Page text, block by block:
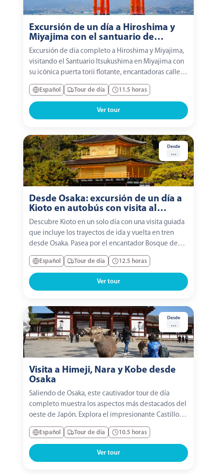
Excursión de un día a Hiroshima y
Miyajima con el santuario de
Itsukushima y ferry desde Osaka
Excursión de día completo a Hiroshima y Miyajima,
visitando el Santuario Itsukushima en Miyajima con
su icónica puerta torii flotante, encantadoras calles,
templos y delicias locales, para luego explorar el
Parque Conmemorativo de la Paz de Hiroshima y la
Cúpula de la Bomba Atómica antes de...
Español Tour de día 11.5 horas
Ver tour
Desde
...
Desde Osaka: excursión de un día a
Kioto en autobús con visita al
Castillo de Nijo, Arashiyama y
Fushimi Inari
Descubre Kioto en un solo día con una visita guiada
que incluye los trayectos de ida y vuelta en tren
desde Osaka. Pasea por el encantador Bosque de
Bambú de Arashiyama, admira el emblemático
Pabellón Dorado, explora el histórico Castillo de
Nijo y finaliza tu recorrido en el Santuario Fushimi...
Español Tour de día 12.5 horas
Ver tour
Desde
...
Visita a Himeji, Nara y Kobe desde
Osaka
Saliendo de Osaka, este cautivador tour de día
completo muestra los aspectos más destacados del
oeste de Japón. Explora el impresionante Castillo
de Himeji, disfruta de tiempo libre y de los sabores
locales en el Barrio Chino de Kobe, y visita el Parque
Nara, incluyendo el Templo Tōdai-ji y su...
Español Tour de día 10.5 horas
Ver tour